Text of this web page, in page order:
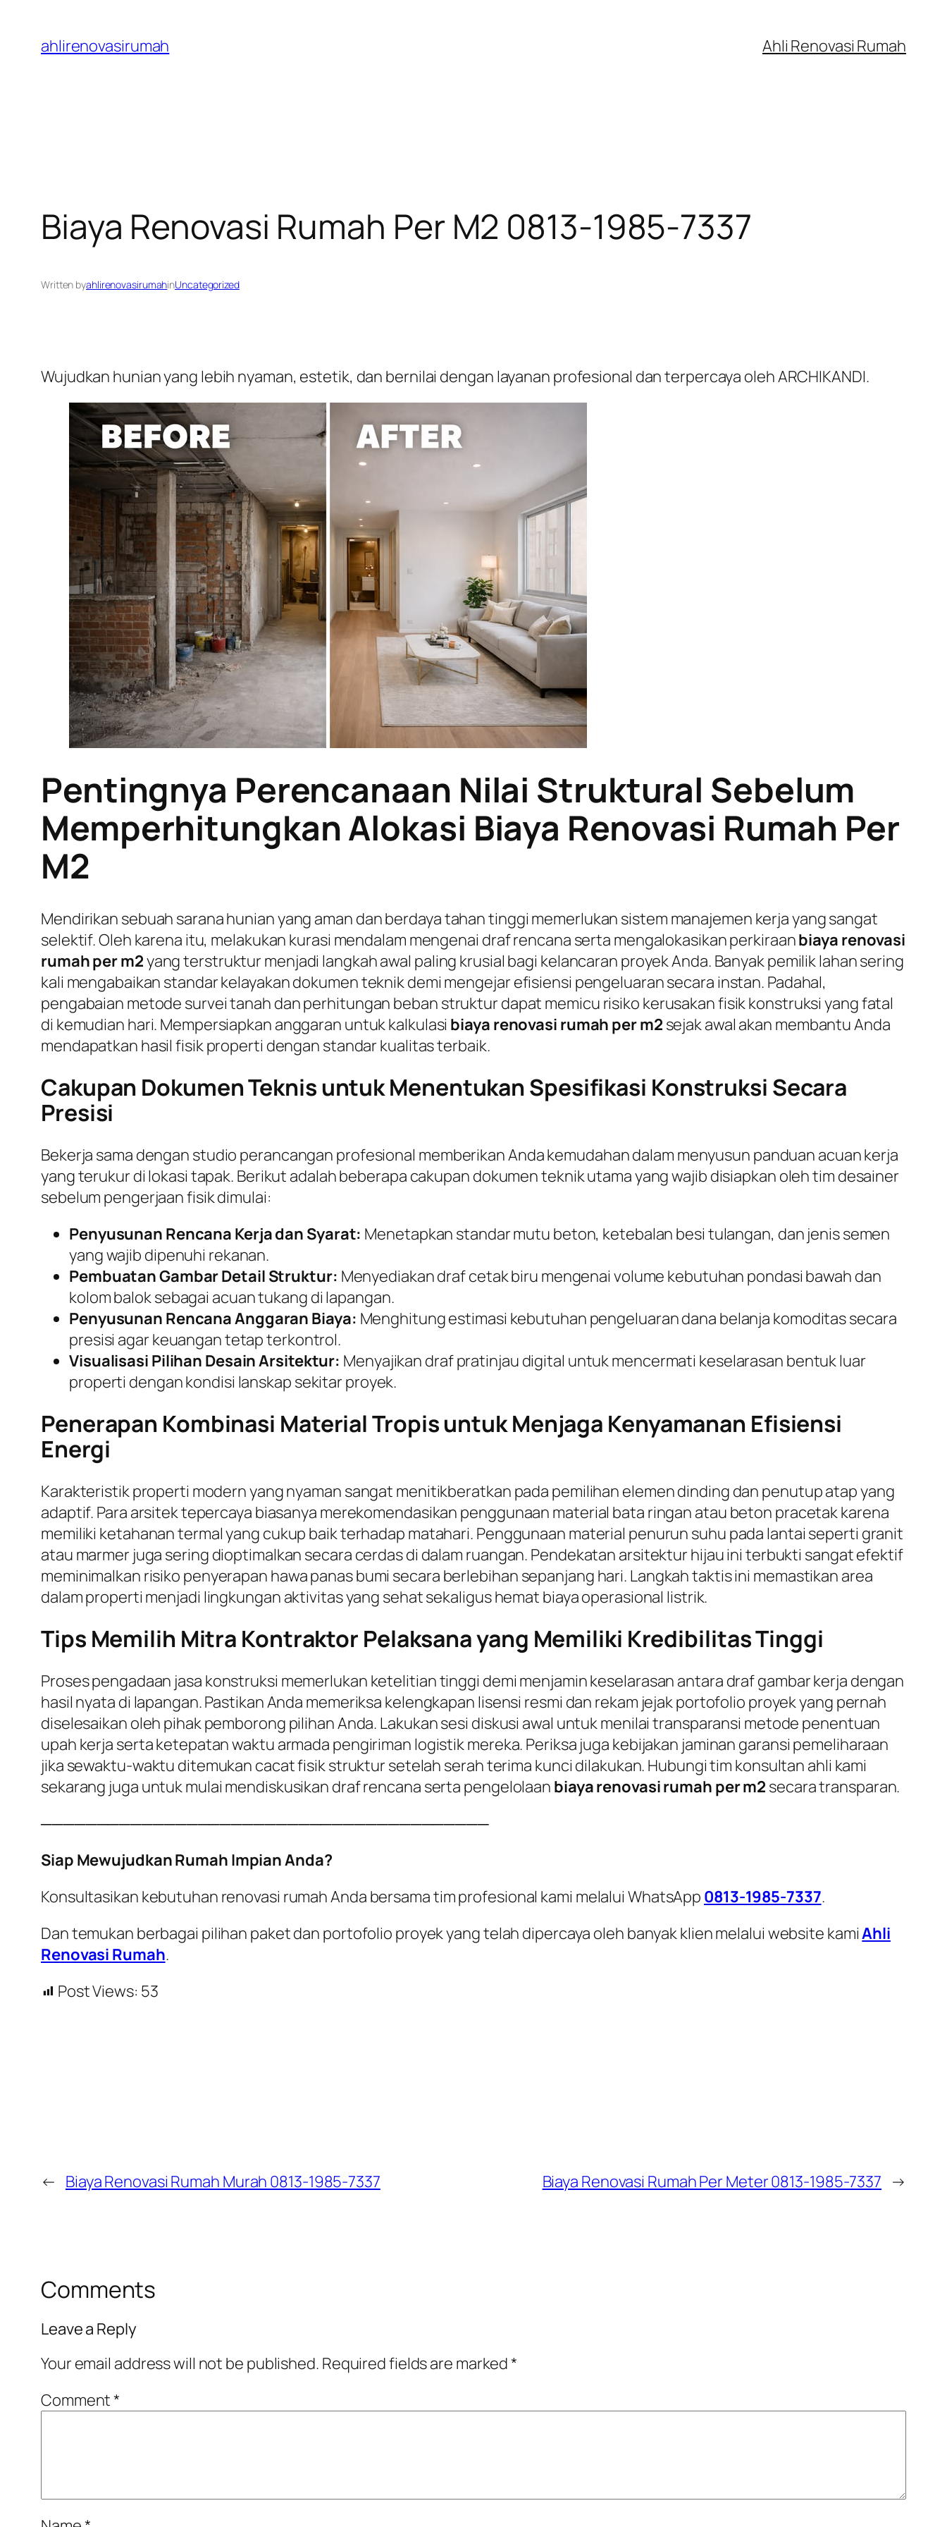
content
ahlirenovasirumah Ahli Renovasi Rumah
Biaya Renovasi Rumah Per M2 0813-1985-7337
Written byahlirenovasirumahinUncategorized
Wujudkan hunian yang lebih nyaman, estetik, dan bernilai dengan layanan profesional dan terpercaya oleh ARCHIKANDI.
Pentingnya Perencanaan Nilai Struktural Sebelum
Memperhitungkan Alokasi Biaya Renovasi Rumah Per
M2
Mendirikan sebuah sarana hunian yang aman dan berdaya tahan tinggi memerlukan sistem manajemen kerja yang sangat
selektif. Oleh karena itu, melakukan kurasi mendalam mengenai draf rencana serta mengalokasikan perkiraanbiaya renovasi
rumah per m2yang terstruktur menjadi langkah awal paling krusial bagi kelancaran proyek Anda. Banyak pemilik lahan sering
kali mengabaikan standar kelayakan dokumen teknik demi mengejar efisiensi pengeluaran secara instan. Padahal,
pengabaian metode survei tanah dan perhitungan beban struktur dapat memicu risiko kerusakan fisik konstruksi yang fatal
di kemudian hari. Mempersiapkan anggaran untuk kalkulasi biaya renovasi rumah per m2 sejak awal akan membantu Anda
mendapatkan hasil fisik properti dengan standar kualitas terbaik.
Cakupan Dokumen Teknis untuk Menentukan Spesifikasi Konstruksi Secara
Presisi
Bekerja sama dengan studio perancangan profesional memberikan Anda kemudahan dalam menyusun panduan acuan kerja
yang terukur di lokasi tapak. Berikut adalah beberapa cakupan dokumen teknik utama yang wajib disiapkan oleh tim desainer
sebelum pengerjaan fisik dimulai:
Penyusunan Rencana Kerja dan Syarat: Menetapkan standar mutu beton, ketebalan besi tulangan, dan jenis semen
yang wajib dipenuhi rekanan.
Pembuatan Gambar Detail Struktur: Menyediakan draf cetak biru mengenai volume kebutuhan pondasi bawah dan
kolom balok sebagai acuan tukang di lapangan.
Penyusunan Rencana Anggaran Biaya: Menghitung estimasi kebutuhan pengeluaran dana belanja komoditas secara
presisi agar keuangan tetap terkontrol.
Visualisasi Pilihan Desain Arsitektur: Menyajikan draf pratinjau digital untuk mencermati keselarasan bentuk luar
properti dengan kondisi lanskap sekitar proyek.
Penerapan Kombinasi Material Tropis untuk Menjaga Kenyamanan Efisiensi
Energi
Karakteristik properti modern yang nyaman sangat menitikberatkan pada pemilihan elemen dinding dan penutup atap yang
adaptif. Para arsitek tepercaya biasanya merekomendasikan penggunaan material bata ringan atau beton pracetak karena
memiliki ketahanan termal yang cukup baik terhadap matahari. Penggunaan material penurun suhu pada lantai seperti granit
atau marmer juga sering dioptimalkan secara cerdas di dalam ruangan. Pendekatan arsitektur hijau ini terbukti sangat efektif
meminimalkan risiko penyerapan hawa panas bumi secara berlebihan sepanjang hari. Langkah taktis ini memastikan area
dalam properti menjadi lingkungan aktivitas yang sehat sekaligus hemat biaya operasional listrik.
Tips Memilih Mitra Kontraktor Pelaksana yang Memiliki Kredibilitas Tinggi
Proses pengadaan jasa konstruksi memerlukan ketelitian tinggi demi menjamin keselarasan antara draf gambar kerja dengan
hasil nyata di lapangan. Pastikan Anda memeriksa kelengkapan lisensi resmi dan rekam jejak portofolio proyek yang pernah
diselesaikan oleh pihak pemborong pilihan Anda. Lakukan sesi diskusi awal untuk menilai transparansi metode penentuan
upah kerja serta ketepatan waktu armada pengiriman logistik mereka. Periksa juga kebijakan jaminan garansi pemeliharaan
jika sewaktu-waktu ditemukan cacat fisik struktur setelah serah terima kunci dilakukan. Hubungi tim konsultan ahli kami
sekarang juga untuk mulai mendiskusikan draf rencana serta pengelolaan biaya renovasi rumah per m2 secara transparan.
────────────────────────────────────────
Siap Mewujudkan Rumah Impian Anda?
Konsultasikan kebutuhan renovasi rumah Anda bersama tim profesional kami melalui WhatsApp 0813-1985-7337.
Dan temukan berbagai pilihan paket dan portofolio proyek yang telah dipercaya oleh banyak klien melalui website kamiAhli
Renovasi Rumah.
Post Views: 53
← Biaya Renovasi Rumah Murah 0813-1985-7337 Biaya Renovasi Rumah Per Meter 0813-1985-7337 →
Comments
Leave a Reply
Your email address will not be published. Required fields are marked*
Comment*